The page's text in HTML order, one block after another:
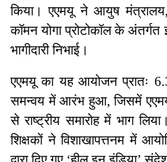
किया। एएमयू ने आयुष मंत्रालय,
कॉमन योगा प्रोटोकॉल के अंतर्गत
भागीदारी निभाई।
एएमयू का यह आयोजन प्रातः
समन्वय में आरंभ हुआ, जिसमें
से राष्ट्रीय समारोह में भाग
शिक्षकों ने विशाखापत्तनम में